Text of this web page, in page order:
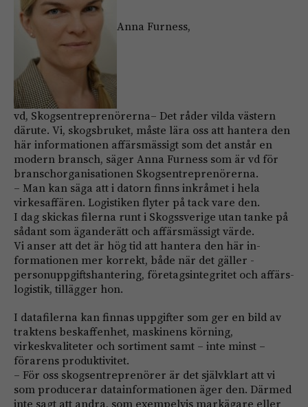
Anna Furness,
vd, Skogsentreprenörerna– Det råder vilda västern
därute. Vi, skogsbruket, måste lära oss att hantera den
här informationen affärsmässigt som det anstår en
modern bransch, säger Anna Furness som är vd för
branschorganisationen Skogsentrepre­nörerna.
– Man kan säga att i datorn finns inkråmet i hela
virkesaffären. Logistiken flyter på tack vare den.
I dag skickas filerna runt i Skogssverige utan tanke på
sådant som äganderätt och affärsmässigt värde.
Vi anser att det är hög tid att hantera den här in­
formationen mer korrekt, både när det gäller ­
personuppgiftshantering, företagsintegritet och affärs­
logistik, tillägger hon.
I datafilerna kan finnas uppgifter som ger en bild av
traktens beskaffenhet, maskinens körning,
virkeskvaliteter och sortiment samt – inte minst –
förarens produktivitet.
– För oss skogsentreprenörer är det självklart att vi
som producerar datainformationen äger den. ­Därmed
inte sagt att andra, som exempelvis mark­ägare eller